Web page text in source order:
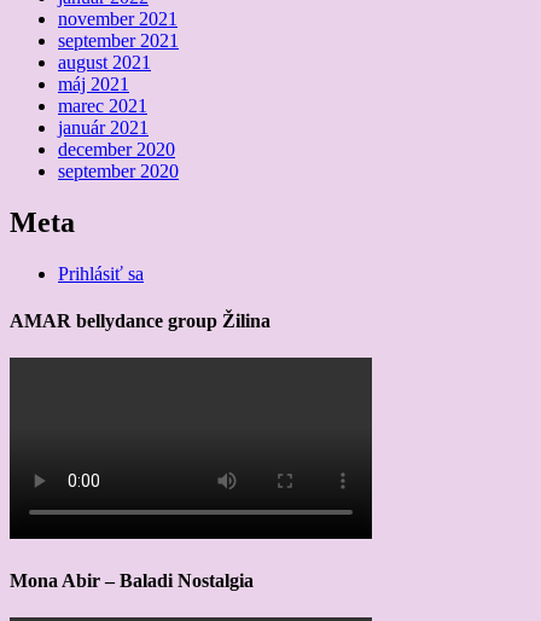
november 2021
september 2021
august 2021
máj 2021
marec 2021
január 2021
december 2020
september 2020
Meta
Prihlásiť sa
AMAR bellydance group Žilina
Mona Abir – Baladi Nostalgia